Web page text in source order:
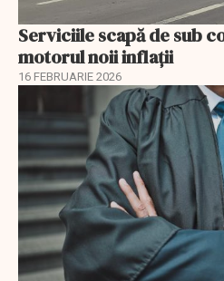
Serviciile scapă de sub
motorul noii inflații
16 FEBRUARIE 2026